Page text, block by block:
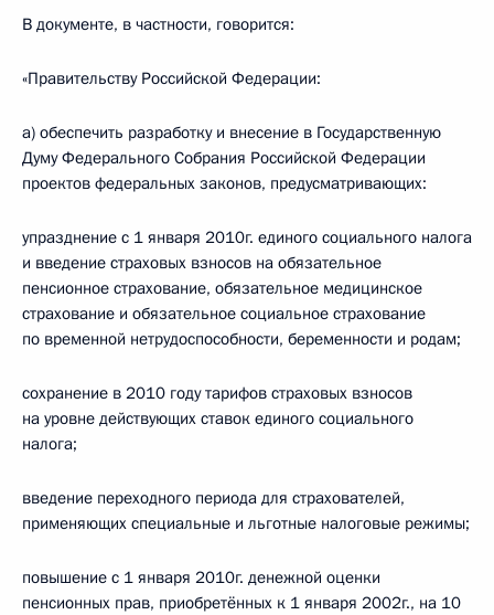
В документе, в частности, говорится:
«Правительству Российской Федерации:
а) обеспечить разработку и внесение в Государственную
Думу Федерального Собрания Российской Федерации
проектов федеральных законов, предусматривающих:
упразднение с 1 января 2010г. единого социального налога
и введение страховых взносов на обязательное
пенсионное страхование, обязательное медицинское
страхование и обязательное социальное страхование
по временной нетрудоспособности, беременности и родам;
сохранение в 2010 году тарифов страховых взносов
на уровне действующих ставок единого социального
налога;
введение переходного периода для страхователей,
применяющих специальные и льготные налоговые режимы;
повышение с 1 января 2010г. денежной оценки
пенсионных прав, приобретённых к 1 января 2002г., на 10